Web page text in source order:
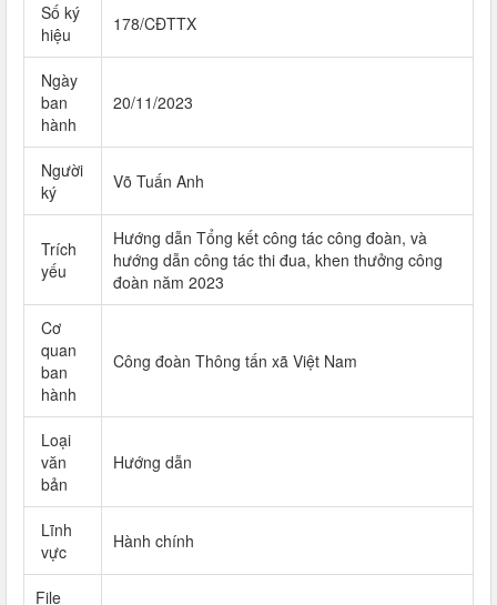
Số ký
hiệu
178/CĐTTX
Ngày
ban
hành
20/11/2023
Người
ký
Võ Tuấn Anh
Trích
yếu
Hướng dẫn Tổng kết công tác công đoàn, và
hướng dẫn công tác thi đua, khen thưởng công
đoàn năm 2023
Cơ
quan
ban
hành
Công đoàn Thông tấn xã Việt Nam
Loại
văn
bản
Hướng dẫn
Lĩnh
vực
Hành chính
File